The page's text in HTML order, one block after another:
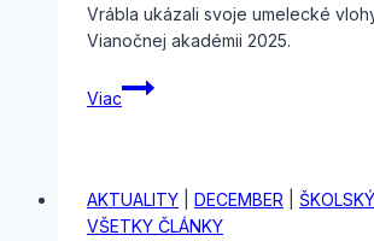
Vrábla ukázali svoje umelecké
Vianočnej akadémii 2025.
Viac
Vianočná
akadémia
AKTUALITY DECEMBER
VŠETKY ČLÁNKY